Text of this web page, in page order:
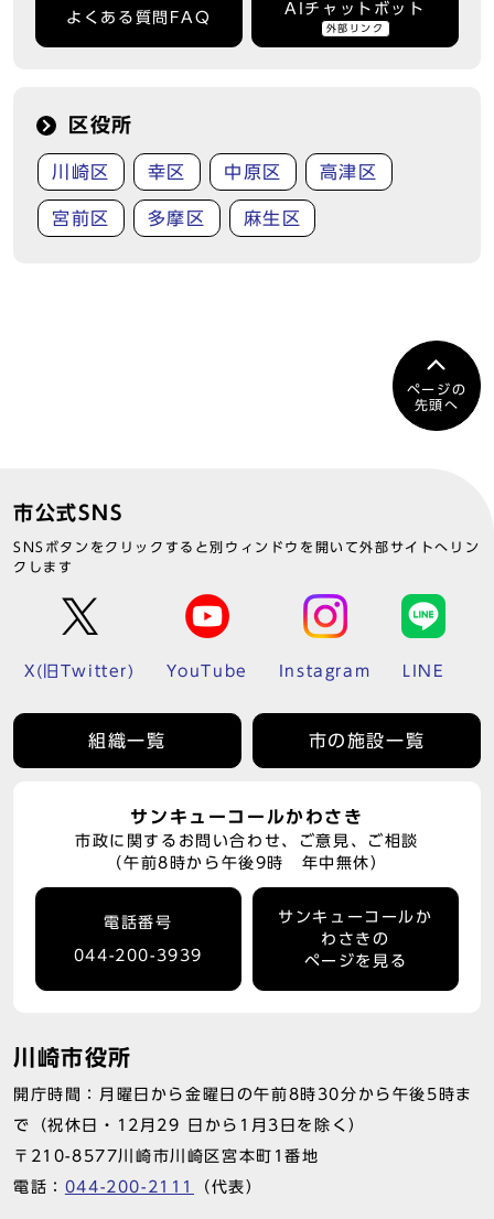
よくある質問FAQ
AIチャットボット
外部リンク
区役所
川崎区 幸区 中原区 高津区
宮前区 多摩区 麻生区
ページの
先頭へ
市公式SNS
SNSボタンをクリックすると別ウィンドウを開いて外部サイトへリン
クします
X(旧Twitter) YouTube Instagram LINE
組織一覧 市の施設一覧
サンキューコールかわさき
市政に関するお問い合わせ、ご意見、ご相談
（午前8時から午後9時 年中無休）
電話番号
044-200-3939
サンキューコールか
わさきの
ページを見る
川崎市役所
開庁時間：月曜日から金曜日の午前8時30分から午後5時ま
で（祝休日・12月29 日から1月3日を除く）
〒210-8577川崎市川崎区宮本町1番地
電話： 044-200-2111 （代表）